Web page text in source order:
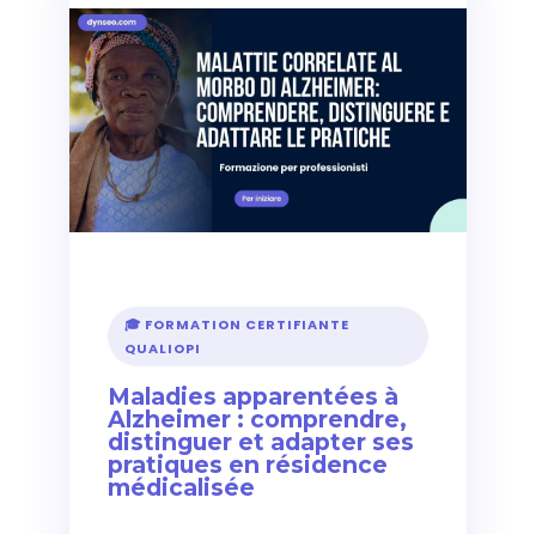
🎓 FORMATION CERTIFIANTE
QUALIOPI
Maladies apparentées à
Alzheimer : comprendre,
distinguer et adapter ses
pratiques en résidence
médicalisée